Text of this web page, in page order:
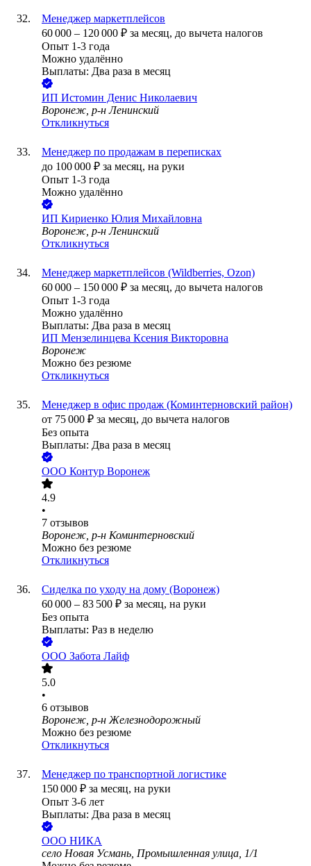
Менеджер маркетплейсов
60 000 – 120 000 ₽ за месяц, до вычета налогов
Опыт 1-3 года
Можно удалённо
Выплаты: Два раза в месяц
ИП Истомин Денис Николаевич
Воронеж, р-н Ленинский
Откликнуться
Менеджер по продажам в переписках
до 100 000 ₽ за месяц, на руки
Опыт 1-3 года
Можно удалённо
ИП Кириенко Юлия Михайловна
Воронеж, р-н Ленинский
Откликнуться
Менеджер маркетплейсов (Wildberries, Ozon)
60 000 – 150 000 ₽ за месяц, до вычета налогов
Опыт 1-3 года
Можно удалённо
Выплаты: Два раза в месяц
ИП Мензелинцева Ксения Викторовна
Воронеж
Можно без резюме
Откликнуться
Менеджер в офис продаж (Коминтерновский район)
от 75 000 ₽ за месяц, до вычета налогов
Без опыта
Выплаты: Два раза в месяц
ООО Контур Воронеж
4.9
•
7 отзывов
Воронеж, р-н Коминтерновский
Можно без резюме
Откликнуться
Сиделка по уходу на дому (Воронеж)
60 000 – 83 500 ₽ за месяц, на руки
Без опыта
Выплаты: Раз в неделю
ООО Забота Лайф
5.0
•
6 отзывов
Воронеж, р-н Железнодорожный
Можно без резюме
Откликнуться
Менеджер по транспортной логистике
150 000 ₽ за месяц, на руки
Опыт 3-6 лет
Выплаты: Два раза в месяц
ООО НИКА
село Новая Усмань, Промышленная улица, 1/1